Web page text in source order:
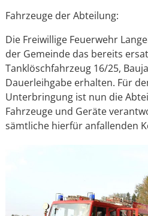
Fahrzeuge der Abteilung:
Die Freiwillige Feuerwehr
der Gemeinde das bereits
Tanklöschfahrzeug 16/25,
Dauerleihgabe erhalten. Für
Unterbringung ist nun die
Fahrzeuge und Geräte
sämtliche hierfür anfallenden